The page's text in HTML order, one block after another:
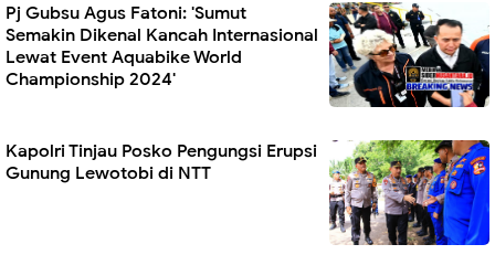
Pj Gubsu Agus Fatoni: 'Sumut
Semakin Dikenal Kancah Internasional
Lewat Event Aquabike World
Championship 2024'
Kapolri Tinjau Posko Pengungsi Erupsi
Gunung Lewotobi di NTT